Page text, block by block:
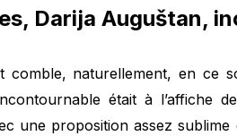
Darija Auguštan,
comble, naturellement, en ce
était à l’affiche
une proposition assez sublime